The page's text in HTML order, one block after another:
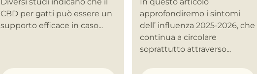
CBD per gatti può essere un
supporto efficace in caso...
approfondiremo i sintomi
dell’ influenza 2025-2026, che
continua a circolare
soprattutto attraverso...